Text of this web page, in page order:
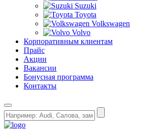
Suzuki
Toyota
Volkswagen
Volvo
Корпоративным клиентам
Прайс
Акции
Вакансии
Бонусная программа
Контакты